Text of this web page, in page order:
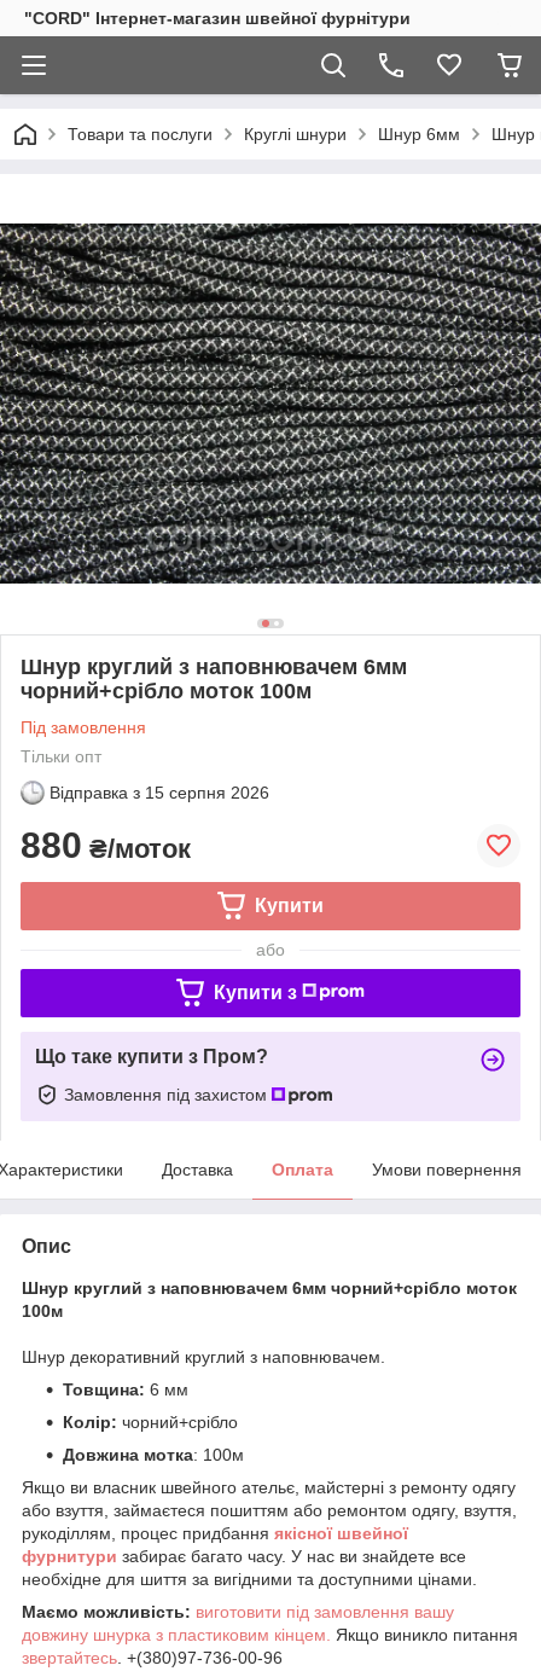
"CORD" Інтернет-магазин швейної фурнітури
Товари та послуги Круглі шнури Шнур 6мм Шнур
Шнур круглий з наповнювачем 6мм
чорний+срібло моток 100м
Під замовлення
Тільки опт
Відправка з 15 серпня 2026
880 ₴/моток
Купити
або
Купити з
Що таке купити з Пром?
Замовлення під захистом
Доставка Оплата Умови повернення
Опис
Шнур круглий з наповнювачем 6мм чорний+срібло моток
100м
Шнур декоративний круглий з наповнювачем.
Товщина: 6 мм
Колір: чорний+срібло
Довжина мотка: 100м
Якщо ви власник швейного ательє, майстерні з ремонту одягу
або взуття, займаєтеся пошиттям або ремонтом одягу, взуття,
рукоділлям, процес придбання якісної швейної
фурнитури забирає багато часу. У нас ви знайдете все
необхідне для шиття за вигідними та доступними цінами.
Маємо можливість: виготовити під замовлення вашу
довжину шнурка з пластиковим кінцем.
Якщо виникло питання
звертайтесь . +(380)97-736-00-96